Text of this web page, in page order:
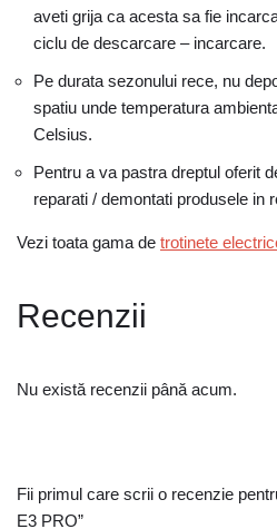
aveti grija ca acesta sa fie
ciclu de descarcare – incarcare.
Pe durata sezonului rece, nu
spatiu unde temperatura
Celsius.
Pentru a va pastra dreptul oferit
reparati / demontati produsele in
Vezi toata gama de trotinete
Recenzii
Nu există recenzii până acum.
Fii primul care scrii o recenzie
E3 PRO”